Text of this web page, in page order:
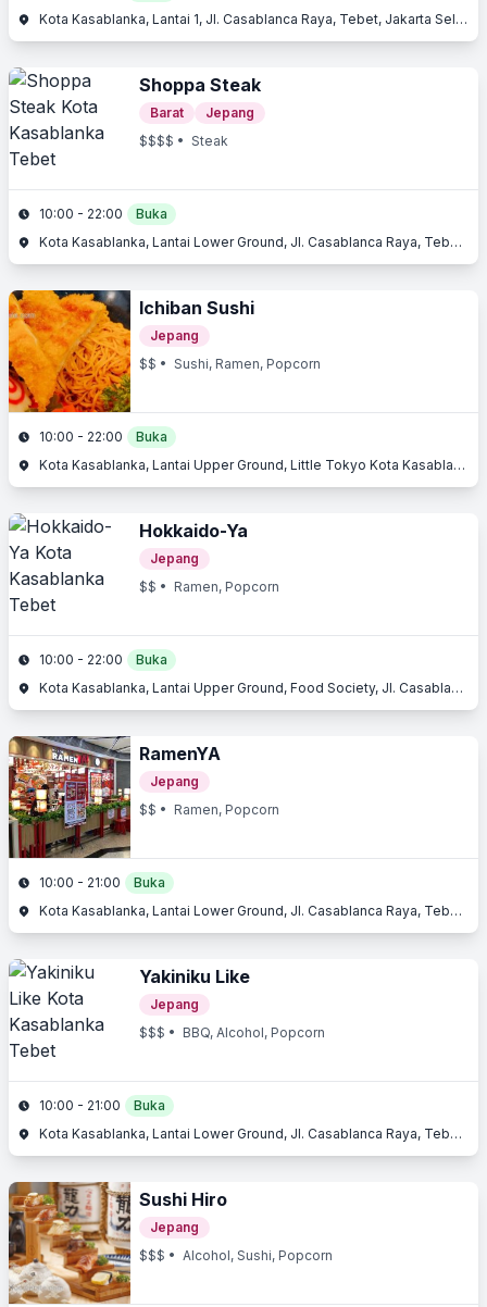
Kota Kasablanka, Lantai 1, Jl. Casablanca Raya, Tebet, Jakarta Selatan
Shoppa Steak
Barat
Jepang
$$$$ • Steak
10:00 - 22:00
Buka
Kota Kasablanka, Lantai Lower Ground, Jl. Casablanca Raya, Tebet, Jakarta Selatan, Jakarta
Ichiban Sushi
Jepang
$$ • Sushi, Ramen, Popcorn
10:00 - 22:00
Buka
Kota Kasablanka, Lantai Upper Ground, Little Tokyo Kota Kasablanka, Jl. Casablanca Raya, Tebet, Jakarta Selatan, Jakarta
Hokkaido-Ya
Jepang
$$ • Ramen, Popcorn
10:00 - 22:00
Buka
Kota Kasablanka, Lantai Upper Ground, Food Society, Jl. Casablanca Raya, Tebet, Jakarta Selatan, Jakarta
RamenYA
Jepang
$$ • Ramen, Popcorn
10:00 - 21:00
Buka
Kota Kasablanka, Lantai Lower Ground, Jl. Casablanca Raya, Tebet, Jakarta Selatan, Jakarta
Yakiniku Like
Jepang
$$$ • BBQ, Alcohol, Popcorn
10:00 - 21:00
Buka
Kota Kasablanka, Lantai Lower Ground, Jl. Casablanca Raya, Tebet, Jakarta Selatan, Jakarta
Sushi Hiro
Jepang
$$$ • Alcohol, Sushi, Popcorn